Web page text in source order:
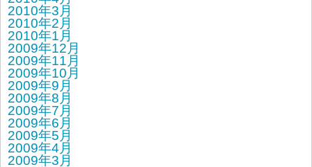
2010年3月
2010年2月
2010年1月
2009年12月
2009年11月
2009年10月
2009年9月
2009年8月
2009年7月
2009年6月
2009年5月
2009年4月
2009年3月